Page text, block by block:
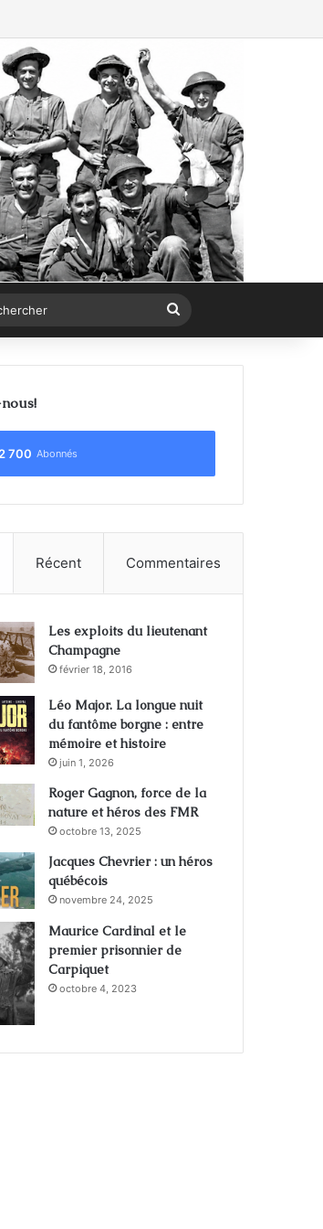
hasard
(barre latérale)
(barre latérale)
2 700 Abonnés
Récent Commentaires
Les exploits du lieutenant
Champagne
février 18, 2016
Léo Major. La longue nuit
du fantôme borgne : entre
mémoire et histoire
juin 1, 2026
Roger Gagnon, force de la
nature et héros des FMR
octobre 13, 2025
Jacques Chevrier : un héros
québécois
novembre 24, 2025
Maurice Cardinal et le
premier prisonnier de
Carpiquet
octobre 4, 2023